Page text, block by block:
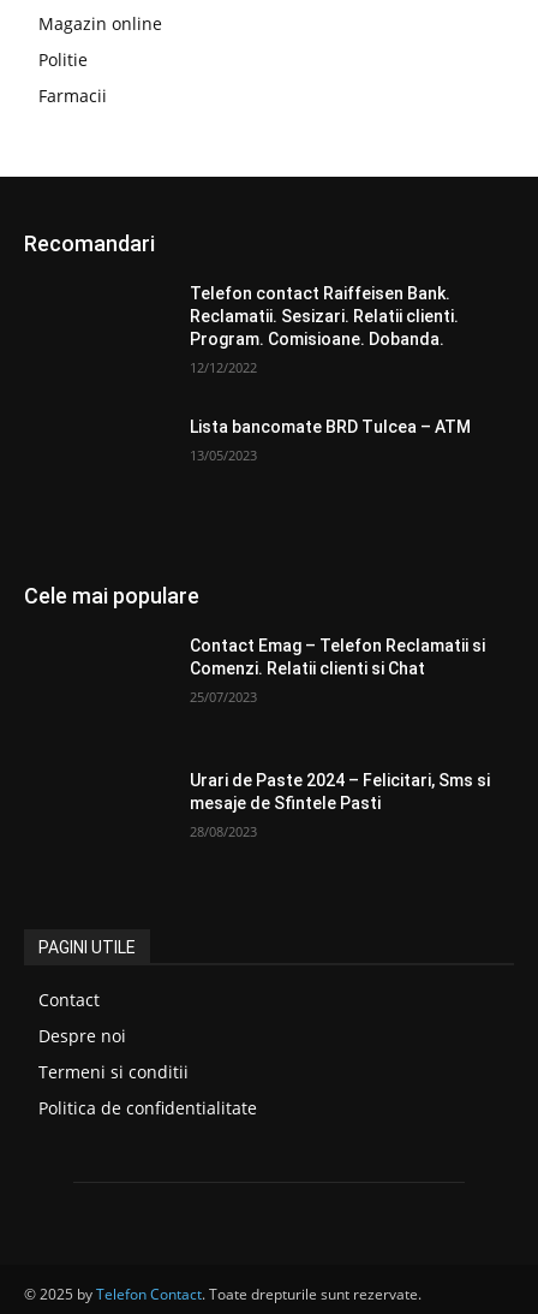
Magazin online
Politie
Farmacii
Recomandari
Telefon contact Raiffeisen Bank.
Reclamatii. Sesizari. Relatii clienti.
Program. Comisioane. Dobanda.
12/12/2022
Lista bancomate BRD Tulcea – ATM
13/05/2023
Cele mai populare
Contact Emag – Telefon Reclamatii si
Comenzi. Relatii clienti si Chat
25/07/2023
Urari de Paste 2024 – Felicitari, Sms si
mesaje de Sfintele Pasti
28/08/2023
PAGINI UTILE
Contact
Despre noi
Termeni si conditii
Politica de confidentialitate
© 2025 byTelefon Contact. Toate drepturile sunt rezervate.